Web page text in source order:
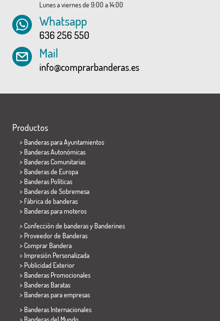
Lunes a viernes de 9:00 a 14:00
Whatsapp
636 256 550
Mail
info@comprarbanderas.es
Productos
> Banderas para Ayuntamientos
> Banderas Autonómicas
> Banderas Comunitarias
> Banderas de Europa
> Banderas Políticas
> Banderas de Sobremesa
> Fábrica de banderas
> Banderas para moteros
> Confección de banderas y Banderines
> Proveedor de Banderas
> Comprar Bandera
> Impresión Personalizada
> Publicidad Exterior
> Banderas Promocionales
> Banderas Baratas
> Banderas para empresas
> Banderas Internacionales